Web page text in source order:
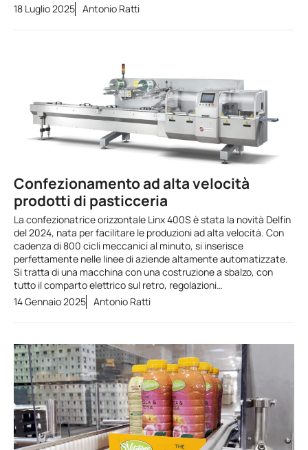
18 Luglio 2025 Antonio Ratti
Confezionamento ad alta velocità
prodotti di pasticceria
La confezionatrice orizzontale Linx 400S è stata la novità Delfin
del 2024, nata per facilitare le produzioni ad alta velocità. Con
cadenza di 800 cicli meccanici al minuto, si inserisce
perfettamente nelle linee di aziende altamente automatizzate.
Si tratta di una macchina con una costruzione a sbalzo, con
tutto il comparto elettrico sul retro, regolazioni…
14 Gennaio 2025 Antonio Ratti